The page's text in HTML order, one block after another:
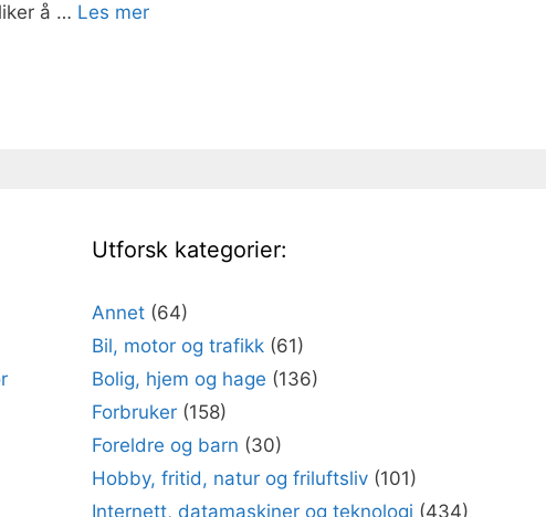
å … Les mer
Utforsk kategorier:
Annet (64)
Bil, motor og trafikk (61)
Bolig, hjem og hage (136)
Forbruker (158)
Foreldre og barn (30)
Hobby, fritid, natur og friluftsliv (101)
Internett, datamaskiner og teknologi (434)